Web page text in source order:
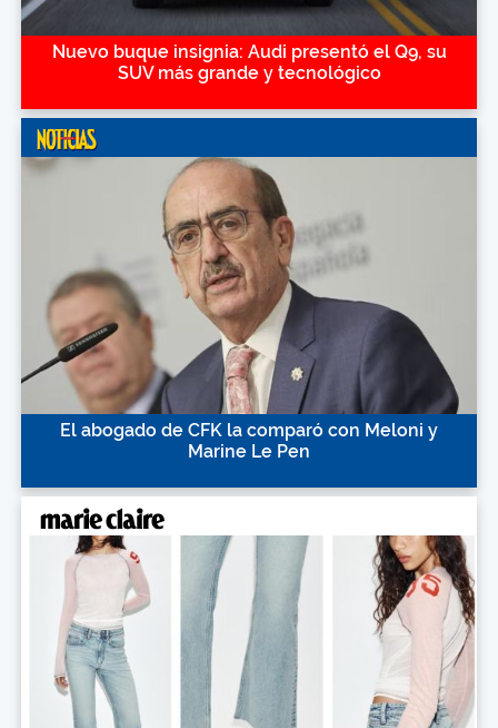
Nuevo buque insignia: Audi presentó el Q9, su
SUV más grande y tecnológico
El abogado de CFK la comparó con Meloni y
Marine Le Pen